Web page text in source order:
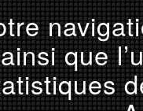
que